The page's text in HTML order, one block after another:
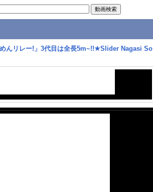
んリレー!」3代目は全長5m~!!★Slider Nagasi So